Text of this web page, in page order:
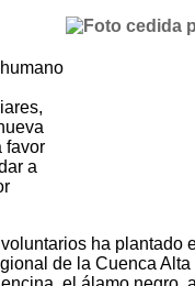
favor
a
ha plantado
de la Cuenca